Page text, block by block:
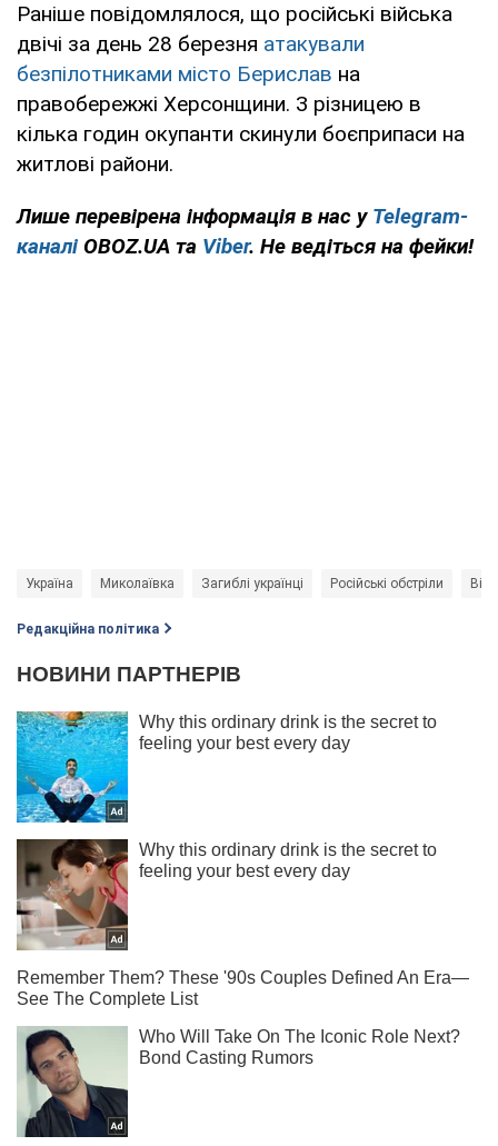
Раніше повідомлялося, що російські війська
двічі за день 28 березня атакували
безпілотниками місто Берислав на
правобережжі Херсонщини. З різницею в
кілька годин окупанти скинули боєприпаси на
житлові райони.
Лише перевірена інформація в нас у Telegram-
каналі OBOZ.UA та Viber. Не ведіться на фейки!
Україна Миколаївка Загиблі українці Російські обстріли
Редакційна політика